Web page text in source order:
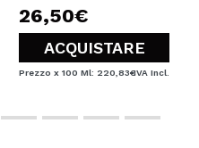
26,50€
ACQUISTARE
Prezzo x 100 Ml: 220,83€IVA Incl.